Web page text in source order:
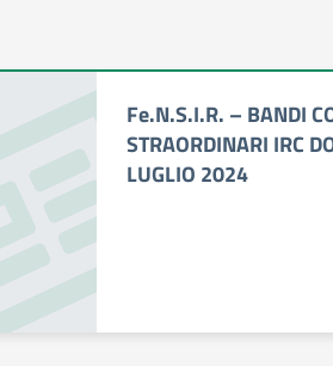
Fe.N.S.I.R. – BANDI
STRAORDINARI IRC
LUGLIO 2024